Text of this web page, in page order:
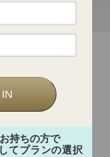
持ちの方で
てプランの選択